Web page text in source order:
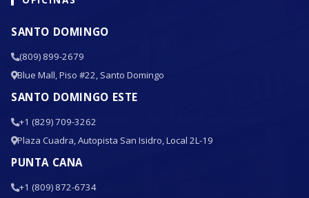
SANTO DOMINGO
(809) 899-2679
Blue Mall, Piso #22, Santo Domingo
SANTO DOMINGO ESTE
+1 (829) 709-3262
Plaza Cuadra, Autopista San Isidro, Local 2L-19
PUNTA CANA
+1 (809) 872-6734